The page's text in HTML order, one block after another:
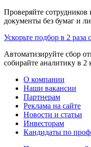
Проверяйте
документы без бумаг и
Ускорьте подбор в 2 раза
Автоматизируйте сбор
собирайте аналитику в 2
О компании
Наши вакансии
Партнерам
Реклама на сайте
Новости и статьи
Инвесторам
Кандидаты по